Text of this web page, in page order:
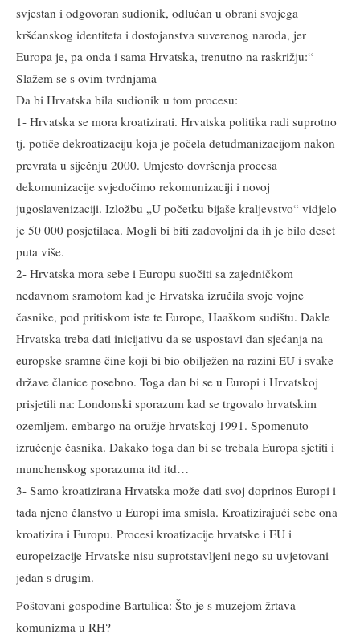
svjestan i odgovoran sudionik, odlučan u obrani svojega
kršćanskog identiteta i dostojanstva suverenog naroda, jer
Europa je, pa onda i sama Hrvatska, trenutno na raskrižju:“
Slažem se s ovim tvrdnjama
Da bi Hrvatska bila sudionik u tom procesu:
1- Hrvatska se mora kroatizirati. Hrvatska politika radi suprotno
tj. potiče dekroatizaciju koja je počela detuđmanizacijom nakon
prevrata u siječnju 2000. Umjesto dovršenja procesa
dekomunizacije svjedočimo rekomunizaciji i novoj
jugoslavenizaciji. Izložbu „U početku bijaše kraljevstvo“ vidjelo
je 50 000 posjetilaca. Mogli bi biti zadovoljni da ih je bilo deset
puta više.
2- Hrvatska mora sebe i Europu suočiti sa zajedničkom
nedavnom sramotom kad je Hrvatska izručila svoje vojne
časnike, pod pritiskom iste te Europe, Haaškom sudištu. Dakle
Hrvatska treba dati inicijativu da se uspostavi dan sjećanja na
europske sramne čine koji bi bio obilježen na razini EU i svake
države članice posebno. Toga dan bi se u Europi i Hrvatskoj
prisjetili na: Londonski sporazum kad se trgovalo hrvatskim
ozemljem, embargo na oružje hrvatskoj 1991. Spomenuto
izručenje časnika. Dakako toga dan bi se trebala Europa sjetiti i
munchenskog sporazuma itd itd…
3- Samo kroatizirana Hrvatska može dati svoj doprinos Europi i
tada njeno članstvo u Europi ima smisla. Kroatizirajući sebe ona
kroatizira i Europu. Procesi kroatizacije hrvatske i EU i
europeizacije Hrvatske nisu suprotstavljeni nego su uvjetovani
jedan s drugim.
Poštovani gospodine Bartulica: Što je s muzejom žrtava
komunizma u RH?